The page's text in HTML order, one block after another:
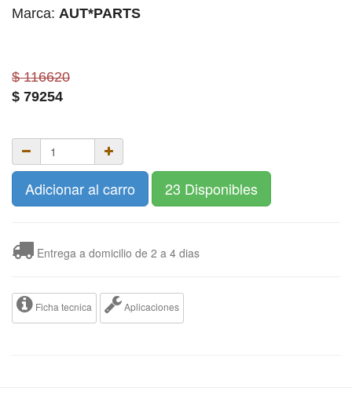
Marca: AUT*PARTS
$ 116620
$ 79254
Adicionar al carro 23 Disponibles
Entrega a domicilio de 2 a 4 dias
Ficha tecnica Aplicaciones